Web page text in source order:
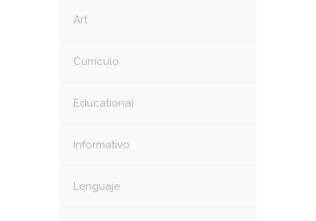
Art
Currículo
Educational
Informativo
Lenguaje